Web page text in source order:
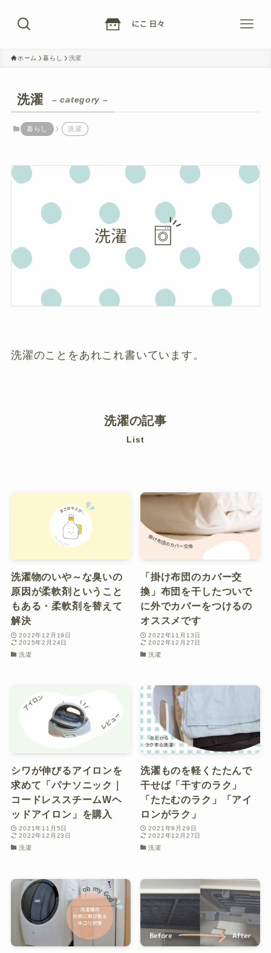
ホーム 暮らし 洗濯
洗濯 – category –
暮らし 洗濯
洗濯のことをあれこれ書いています。
洗濯の記事
List
洗濯物のいや～な臭いの
原因が柔軟剤ということ
もある・柔軟剤を替えて
解決
2022年12月19日
2025年2月24日
洗濯
「掛け布団のカバー交
換」布団を干したついで
に外でカバーをつけるの
オススメです
2022年11月13日
2022年12月27日
洗濯
シワが伸びるアイロンを
求めて「パナソニック｜
コードレススチームWヘ
ッドアイロン」を購入
2021年11月5日
2022年12月23日
洗濯
洗濯ものを軽くたたんで
干せば「干すのラク」
「たたむのラク」「アイ
ロンがラク」
2021年9月29日
2022年12月27日
洗濯